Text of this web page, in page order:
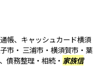
帳、キャッシュカード横須
市・ 三浦市・横須賀市・葉
債務整理・相続・ 家族信